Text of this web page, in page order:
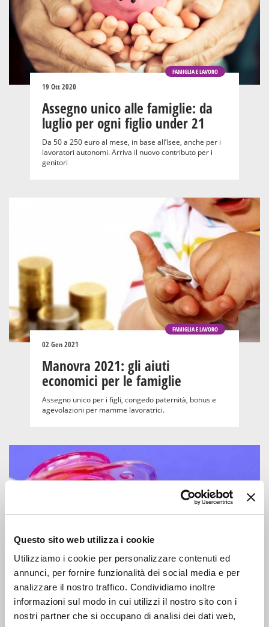
Questo sito web utilizza i cookie
Utilizziamo i cookie per personalizzare contenuti ed
annunci, per fornire funzionalità dei social media e per
analizzare il nostro traffico. Condividiamo inoltre
informazioni sul modo in cui utilizzi il nostro sito con i
nostri partner che si occupano di analisi dei dati web,
FAMIGLIA E LAVORO
19 Ott 2020
Assegno unico alle famiglie: da
luglio per ogni figlio under 21
Da 50 a 250 euro al mese, in base all’Isee, anche per i
lavoratori autonomi. Arriva il nuovo contributo per i
genitori
FAMIGLIA E LAVORO
02 Gen 2021
Manovra 2021: gli aiuti
economici per le famiglie
Assegno unico per i figli, congedo paternità, bonus e
agevolazioni per mamme lavoratrici.
FAMIGLIA E LAVORO
09 Feb 2021
Bonus 2021 per famiglie: tutti i